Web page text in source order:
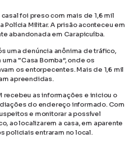
foi preso com mais de 1,6 mil
Polícia Militar. A prisão aconteceu em
abandonada em Carapicuíba.
uma denúncia anônima de tráfico,
“Casa Bomba”, onde os
os entorpecentes. Mais de 1,6 mil
apreendidas.
recebeu as informações e iniciou o
do endereço informado. Com
e monitorar a possível
ao localizarem a casa, em aparente
policiais entraram no local.